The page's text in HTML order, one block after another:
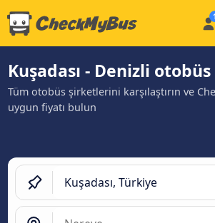
Kuşadası - Denizli
Tüm otobüs şirketlerini karşılaştırın ve
uygun fiyatı bulun